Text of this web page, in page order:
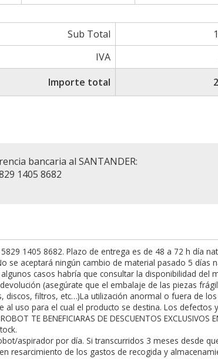
Sub Total
IVA
Importe total
bancaria al SANTANDER:
1405 8682
1405 8682. Plazo de entrega es de 48 a 72 h día
se aceptará ningún cambio de material pasado 5 días
casos habría que consultar la disponibilidad del
(asegúrate que el embalaje de las piezas
discos, filtros, etc…)La utilización anormal o fuera de
uso para el cual el producto se destina. Los defectos
TE BENEFICIARAS DE DESCUENTOS EXCLUSIVOS
aspirador por día. Si transcurridos 3 meses desde
resarcimiento de los gastos de recogida y